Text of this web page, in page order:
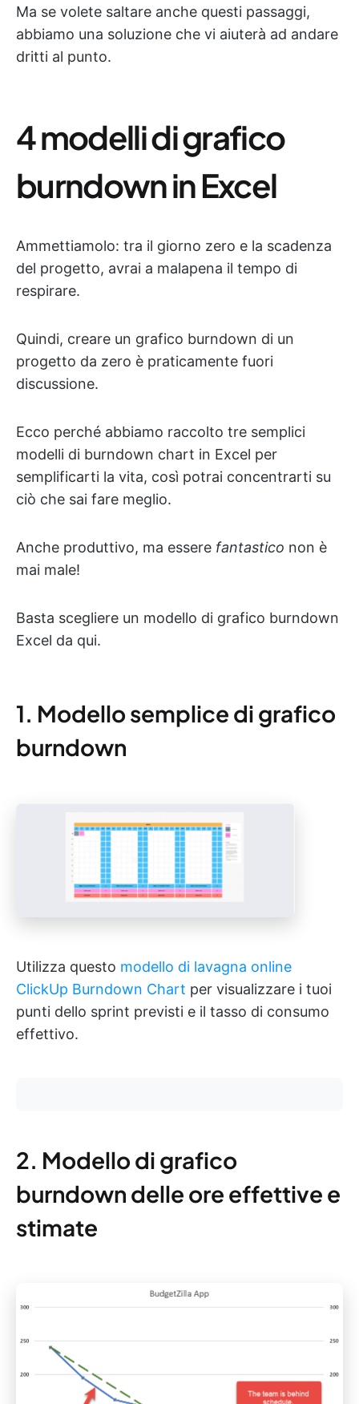
Ma se volete saltare anche questi passaggi,
abbiamo una soluzione che vi aiuterà ad andare
dritti al punto.
4 modelli di grafico
burndown in Excel
Ammettiamolo: tra il giorno zero e la scadenza
del progetto, avrai a malapena il tempo di
respirare.
Quindi, creare un grafico burndown di un
progetto da zero è praticamente fuori
discussione.
Ecco perché abbiamo raccolto tre semplici
modelli di burndown chart in Excel per
semplificarti la vita, così potrai concentrarti su
ciò che sai fare meglio.
Anche produttivo, ma essere fantastico non è
mai male!
Basta scegliere un modello di grafico burndown
Excel da qui.
1. Modello semplice di grafico
burndown
Utilizza questo modello di lavagna online
ClickUp Burndown Chart per visualizzare i tuoi
punti dello sprint previsti e il tasso di consumo
effettivo.
2. Modello di grafico
burndown delle ore effettive e
stimate